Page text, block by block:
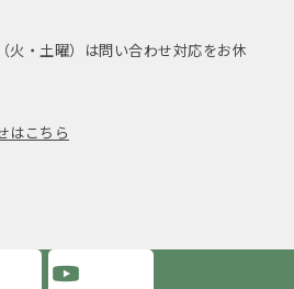
・土曜）は問い合わせ対応をお休
はこちら